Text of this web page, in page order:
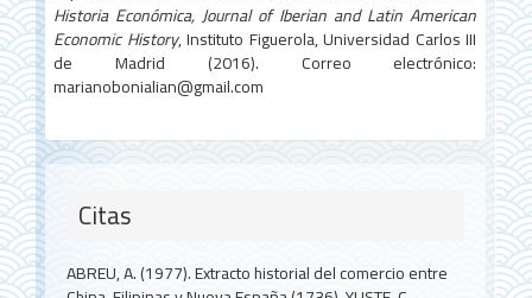
Historia Económica, Journal of Iberian and Latin American
Economic History, Instituto Figuerola, Universidad Carlos III
de Madrid (2016). Correo electrónico:
marianobonialian@gmail.com
Citas
ABREU, A. (1977). Extracto historial del comercio entre